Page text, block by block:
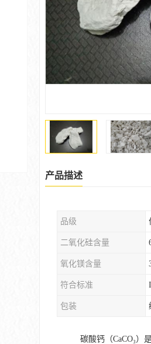
产品描述
品级
二氧化硅含量
氧化镁含量
符合标准
包装
碳酸钙（CaCO₃）